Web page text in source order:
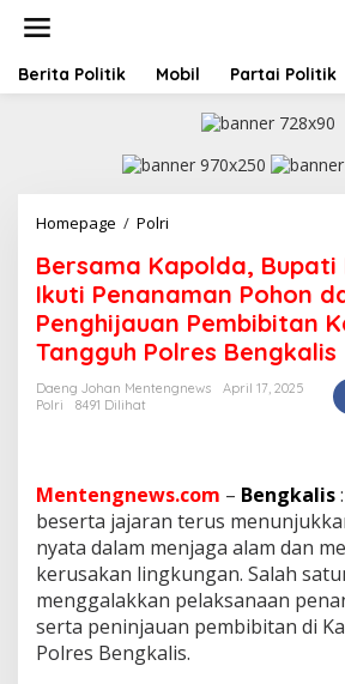
t
Berita Politik Mobil Partai Politik
Homepage / Polri
r
s
a
m
a
a
a
,
B
u
a
t
Bersama Kapolda, Bupati
Ikuti Penanaman Pohon
Penghijauan Pembibitan
Tangguh Polres Bengkalis
Daeng Johan Mentengnews
April 17, 2025
Polri
8491 Dilihat
Mentengnews.com – Bengkalis
beserta jajaran terus
nyata dalam menjaga alam dan
kerusakan lingkungan. Salah
menggalakkan pelaksanaan
serta peninjauan pembibitan di
Polres Bengkalis.